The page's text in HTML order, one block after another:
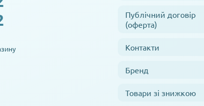
Публічний договір
(оферта)
Контакти
Бренд
Товари зі знижкою